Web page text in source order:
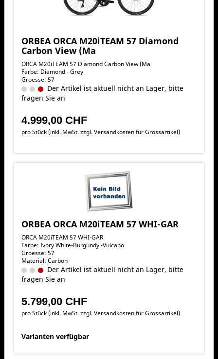
ORBEA ORCA M20iTEAM 57 Diamond
Carbon View (Ma
ORCA M20iTEAM 57 Diamond Carbon View (Ma
Farbe: Diamond - Grey
Groesse: 57
Der Artikel ist aktuell nicht an Lager, bitte
fragen Sie an
4.999,00 CHF
pro Stück (inkl. MwSt. zzgl.Versandkosten für Grossartikel)
ORBEA ORCA M20iTEAM 57 WHI-GAR
ORCA M20iTEAM 57 WHI-GAR
Farbe: Ivory White-Burgundy -Vulcano
Groesse: 57
Material: Carbon
Der Artikel ist aktuell nicht an Lager, bitte
fragen Sie an
5.799,00 CHF
pro Stück (inkl. MwSt. zzgl.Versandkosten für Grossartikel)
Varianten verfügbar